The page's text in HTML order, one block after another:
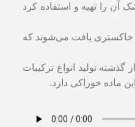
آن را تهیه و استفاده کرد
و خاکستری یافت می‌شوند که
تولید انواع ترکیبات
ماده خوراکی دارد.